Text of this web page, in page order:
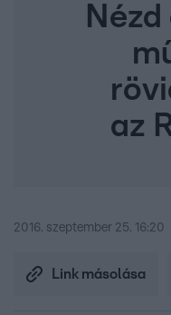
az
2016. szeptember 25. 16:20
Link másolása